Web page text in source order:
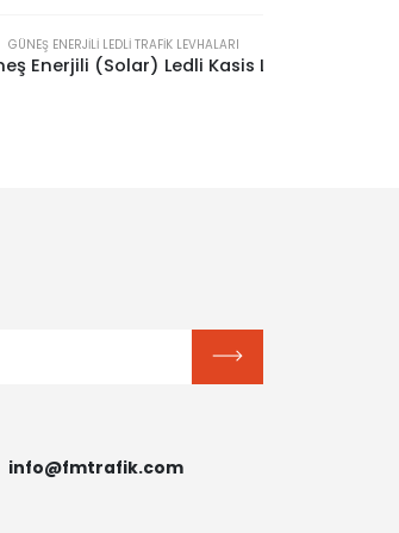
GÜNEŞ ENERJILI LEDLI TRAFIK LEVHALARI
Güneş Enerjili (Solar) Ledli Kasis Levhası 60×60 cm
info@fmtrafik.com